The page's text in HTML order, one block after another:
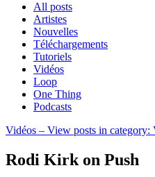
All posts
Artistes
Nouvelles
Téléchargements
Tutoriels
Vidéos
Loop
One Thing
Podcasts
Vidéos – View posts in category:
Rodi Kirk on Push